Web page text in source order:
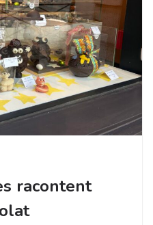
racontent